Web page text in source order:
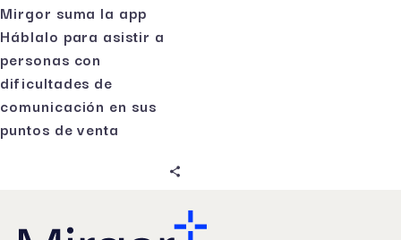
Mirgor suma la app
Háblalo para asistir a
personas con
dificultades de
comunicación en sus
puntos de venta